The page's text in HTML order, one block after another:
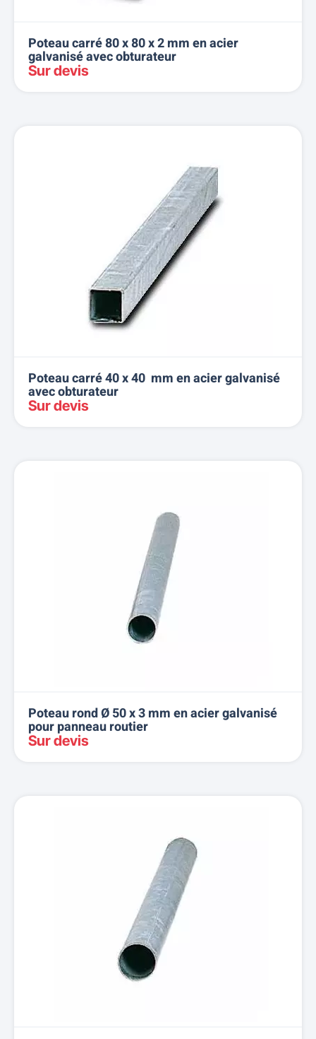
Poteau carré 80 x 80 x 2 mm en acier
galvanisé avec obturateur
Sur devis
Poteau carré 40 x 40 mm en acier galvanisé
avec obturateur
Sur devis
Poteau rond Ø 50 x 3 mm en acier galvanisé
pour panneau routier
Sur devis